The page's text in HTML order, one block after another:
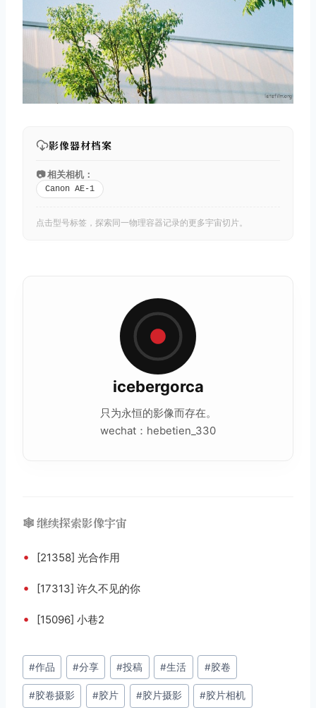
影像器材档案
📷 相关相机：
Canon AE-1
点击型号标签，探索同一物理容器记录的更多宇宙切片。
icebergorca
只为永恒的影像而存在。
wechat：hebetien_330
🕸️ 继续探索影像宇宙
• [21358] 光合作用
• [17313] 许久不见的你
• [15096] 小巷2
文
章
标
#作品 #分享 #投稿 #生活 #胶卷
#胶卷摄影 #胶片 #胶片摄影 #胶片相机